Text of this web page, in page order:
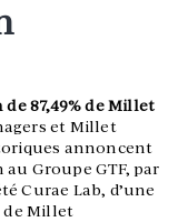
87,49% de Millet
et Millet
annoncent
Groupe GTF, par
Curae Lab, d’une
de Millet